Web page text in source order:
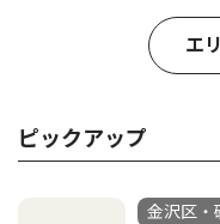
エ
ピックアップ
金沢区・